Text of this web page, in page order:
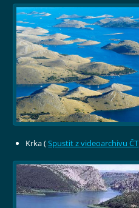
Krka (Spustit z videoarchivu ČT